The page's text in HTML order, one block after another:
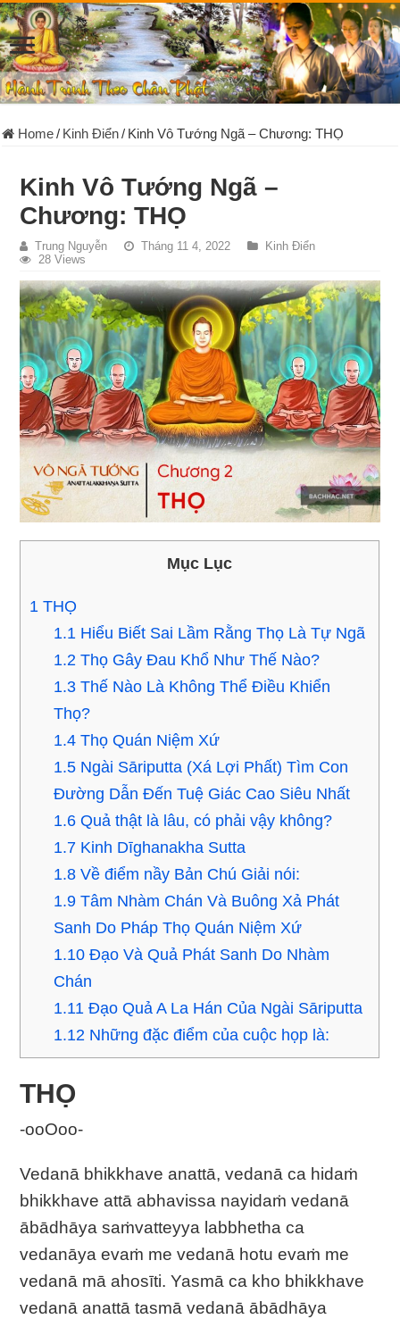
Home/ Kinh Điển/ Kinh Vô Tướng Ngã – Chương: THỌ
Kinh Vô Tướng Ngã –
Chương: THỌ
Trung Nguyễn Tháng 11 4, 2022
Kinh Điển
28 Views
Mục Lục
1 THỌ
1.1 Hiểu Biết Sai Lầm Rằng Thọ Là Tự Ngã
1.2 Thọ Gây Ðau Khổ Như Thế Nào?
1.3 Thế Nào Là Không Thể Ðiều Khiển
Thọ?
1.4 Thọ Quán Niệm Xứ
1.5 Ngài Sāriputta (Xá Lợi Phất) Tìm Con
Ðường Dẫn Ðến Tuệ Giác Cao Siêu Nhất
1.6 Quả thật là lâu, có phải vậy không?
1.7 Kinh Dīghanakha Sutta
1.8 Về điểm nầy Bản Chú Giải nói:
1.9 Tâm Nhàm Chán Và Buông Xả Phát
Sanh Do Pháp Thọ Quán Niệm Xứ
1.10 Ðạo Và Quả Phát Sanh Do Nhàm
Chán
1.11 Ðạo Quả A La Hán Của Ngài Sāriputta
1.12 Những đặc điểm của cuộc họp là:
THỌ
-ooOoo-
Vedanā bhikkhave anattā, vedanā ca hidaṁ
bhikkhave attā abhavissa nayidaṁ vedanā
ābādhāya saṁvatteyya labbhetha ca
vedanāya evaṁ me vedanā hotu evaṁ me
vedanā mā ahosīti. Yasmā ca kho bhikkhave
vedanā anattā tasmā vedanā ābādhāya